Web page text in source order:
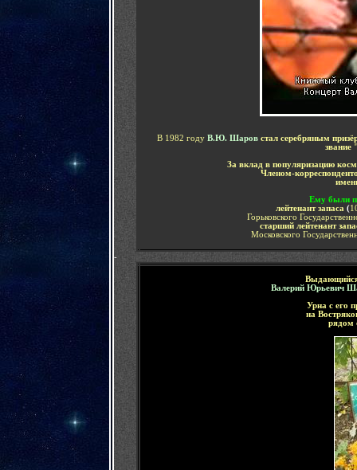
В 1982 году В.Ю. Шаров стал серебряным
звание
За вклад в популяризацию
Членом-
Ему были
лейтенант запаса (
Горьковского
старший лейтенант
Московского
-
В
Валерий Юрьевич
Урна с его
на
рядом